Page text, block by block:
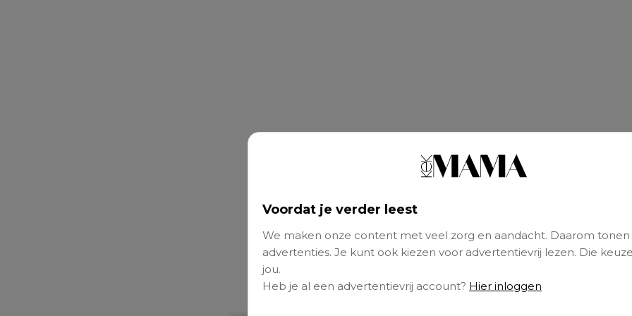
Voordat je verder leest
We maken onze content met veel zorg en aandacht. Daarom tonen
advertenties. Je kunt ook kiezen voor advertentievrij lezen. Die
jou.
Heb je al een advertentievrij account? Hier inloggen